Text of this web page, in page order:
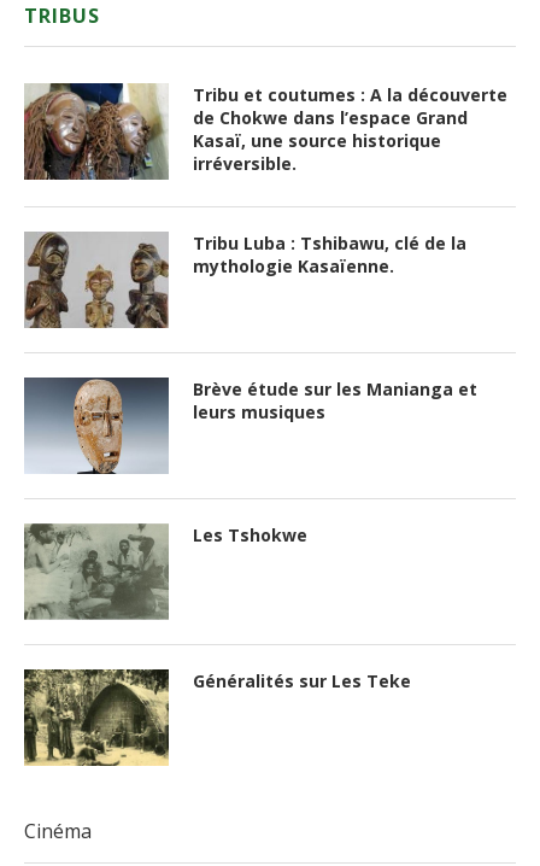
TRIBUS
Tribu et coutumes : A la découverte
de Chokwe dans l’espace Grand
Kasaï, une source historique
irréversible.
Tribu Luba : Tshibawu, clé de la
mythologie Kasaïenne.
Brève étude sur les Manianga et
leurs musiques
Les Tshokwe
Généralités sur Les Teke
Cinéma